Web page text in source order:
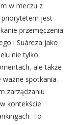
w meczu z
priorytetem jest
przemęczenia
i Suáreza jako
nie tylko
ale także
spotkania.
zarządzaniu
kontekście
To